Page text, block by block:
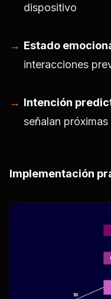
dispositivo
Estado
interacciones
Intención
señalan
Implementación